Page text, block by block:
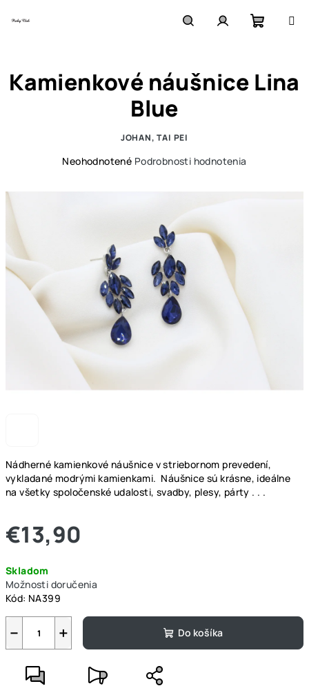
košík
Nádherné kamienkové náušnice v striebornom prevedení,
vykladané modrými kamienkami. Náušnice sú krásne, ideálne
na všetky spoločenské udalosti, svadby, plesy, párty . . .
€13,90
cena:
Skladom
Možnosti doručenia
Kód: NA399
+
− Do košíka
Kamienkové náušnice Lina
Blue
JOHAN, TAI PEI
Priemerné
hviezdičiek.
Neohodnotené Podrobnosti hodnotenia